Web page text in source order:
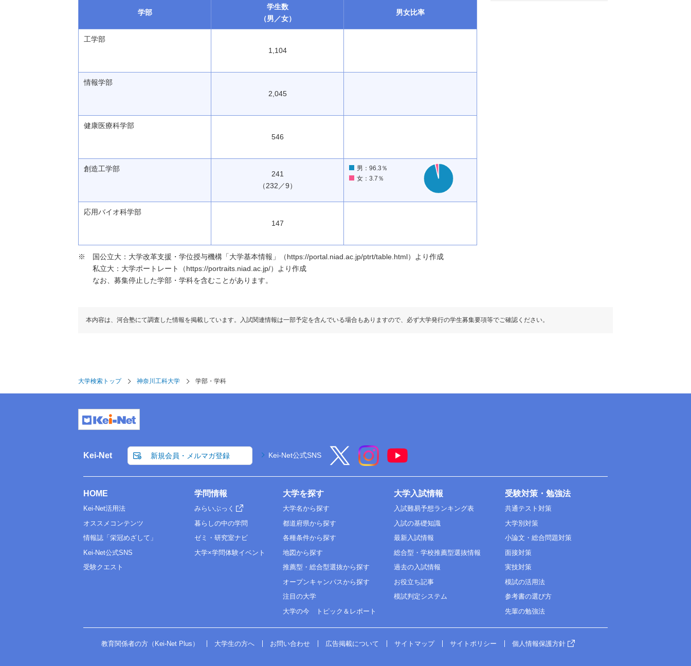
学部
学生数
（男／女）
男女比率
工学部
1,104
情報学部
2,045
健康医療科学部
546
創造工学部
241
（232／9）
男：96.3％
女：3.7％
応用バイオ科学部
147
国公立大：大学改革支援・学位授与機構「大学基本情報」（https://portal.niad.ac.jp/ptrt/table.html）より作成
私立大：大学ポートレート（https://portraits.niad.ac.jp/）より作成
なお、募集停止した学部・学科を含むことがあります。
本内容は、河合塾にて調査した情報を掲載しています。入試関連情報は一部予定を含んでいる場合もありますので、必ず大学発行の学生募集要項等でご確認ください。
大学検索トップ 神奈川工科大学 学部・学科
Kei-Net 新規会員・メルマガ登録 Kei-Net公式SNS
HOME
Kei-Net活用法
オススメコンテンツ
情報誌「栄冠めざして」
Kei-Net公式SNS
受験クエスト
学問情報
みらいぶっく
暮らしの中の学問
ゼミ・研究室ナビ
大学×学問体験イベント
大学を探す
大学名から探す
都道府県から探す
各種条件から探す
地図から探す
推薦型・総合型選抜から探す
オープンキャンパスから探す
注目の大学
大学の今 トピック＆レポート
大学入試情報
入試難易予想ランキング表
入試の基礎知識
最新入試情報
総合型・学校推薦型選抜情報
過去の入試情報
お役立ち記事
模試判定システム
受験対策・勉強法
共通テスト対策
大学別対策
小論文・総合問題対策
面接対策
実技対策
模試の活用法
参考書の選び方
先輩の勉強法
教育関係者の方（Kei-Net Plus） 大学生の方へ お問い合わせ 広告掲載について サイトマップ サイトポリシー 個人情報保護方針